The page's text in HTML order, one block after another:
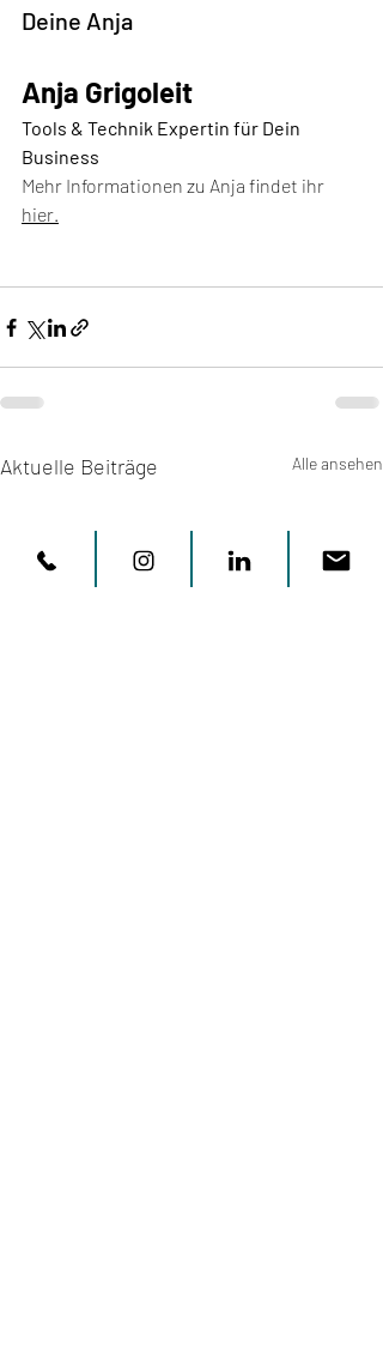
Deine Anja
Anja Grigoleit
Tools & Technik Expertin für Dein
Business
Mehr Informationen zu Anja findet ihr
hier.
Aktuelle Beiträge Alle ansehen